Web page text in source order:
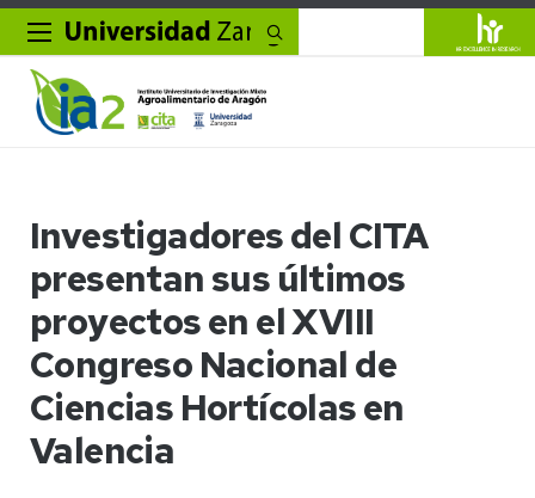
Investigadores del CITA
presentan sus últimos
proyectos en el XVIII
Congreso Nacional de
Ciencias Hortícolas en
Valencia